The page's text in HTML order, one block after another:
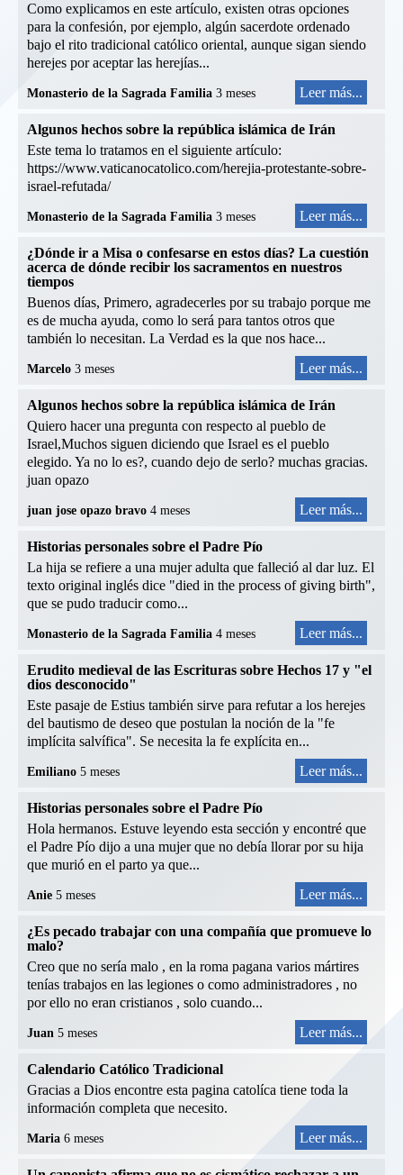
Como explicamos en este artículo, existen otras opciones
para la confesión, por ejemplo, algún sacerdote ordenado
bajo el rito tradicional católico oriental, aunque sigan siendo
herejes por aceptar las herejías...
Monasterio de la Sagrada Familia 3 meses Leer más...
Algunos hechos sobre la república islámica de Irán
Este tema lo tratamos en el siguiente artículo:
https://www.vaticanocatolico.com/herejia-protestante-sobre-
israel-refutada/
Monasterio de la Sagrada Familia 3 meses Leer más...
¿Dónde ir a Misa o confesarse en estos días? La cuestión
acerca de dónde recibir los sacramentos en nuestros
tiempos
Buenos días, Primero, agradecerles por su trabajo porque me
es de mucha ayuda, como lo será para tantos otros que
también lo necesitan. La Verdad es la que nos hace...
Marcelo 3 meses Leer más...
Algunos hechos sobre la república islámica de Irán
Quiero hacer una pregunta con respecto al pueblo de
Israel,Muchos siguen diciendo que Israel es el pueblo
elegido. Ya no lo es?, cuando dejo de serlo? muchas gracias.
juan opazo
juan jose opazo bravo 4 meses Leer más...
Historias personales sobre el Padre Pío
La hija se refiere a una mujer adulta que falleció al dar luz. El
texto original inglés dice "died in the process of giving birth",
que se pudo traducir como...
Monasterio de la Sagrada Familia 4 meses Leer más...
Erudito medieval de las Escrituras sobre Hechos 17 y "el
dios desconocido"
Este pasaje de Estius también sirve para refutar a los herejes
del bautismo de deseo que postulan la noción de la "fe
implícita salvífica". Se necesita la fe explícita en...
Emiliano 5 meses Leer más...
Historias personales sobre el Padre Pío
Hola hermanos. Estuve leyendo esta sección y encontré que
el Padre Pío dijo a una mujer que no debía llorar por su hija
que murió en el parto ya que...
Anie 5 meses Leer más...
¿Es pecado trabajar con una compañía que promueve lo
malo?
Creo que no sería malo , en la roma pagana varios mártires
tenías trabajos en las legiones o como administradores , no
por ello no eran cristianos , solo cuando...
Juan 5 meses Leer más...
Calendario Católico Tradicional
Gracias a Dios encontre esta pagina catolíca tiene toda la
información completa que necesito.
Maria 6 meses Leer más...